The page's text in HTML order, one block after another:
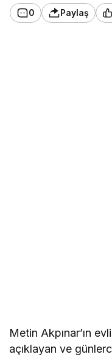
0 Paylaş
Metin Akpınar’ın
açıklayan ve